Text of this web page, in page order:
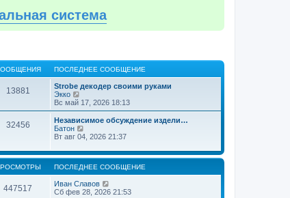
система
ПОСЛЕДНЕЕ СООБЩЕНИЕ
13881
Strobe декодер своими руками
Экко
е
р
е
й
т
к
п
о
с
л
е
Вс май 17, 2026 18:13
32456
Независимое обсуждение издели…
Батон
е
е
й
т
и
к
п
Вт авг 04, 2026 21:37
ПОСЛЕДНЕЕ СООБЩЕНИЕ
447517
Иван Славов
Сб фев 28, 2026 21:53